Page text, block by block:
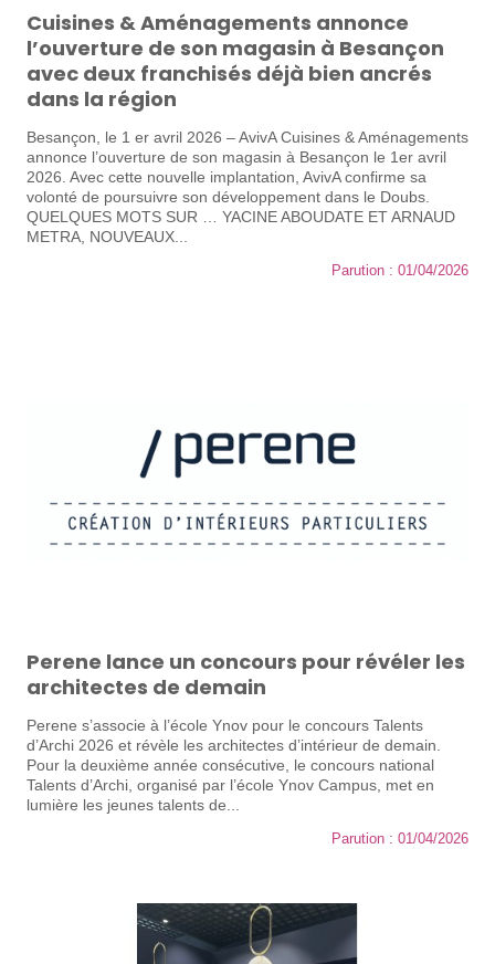
Cuisines & Aménagements annonce
l’ouverture de son magasin à Besançon
avec deux franchisés déjà bien ancrés
dans la région
Besançon, le 1 er avril 2026 – AvivA Cuisines & Aménagements
annonce l’ouverture de son magasin à Besançon le 1er avril
2026. Avec cette nouvelle implantation, AvivA confirme sa
volonté de poursuivre son développement dans le Doubs.
QUELQUES MOTS SUR … YACINE ABOUDATE ET ARNAUD
METRA, NOUVEAUX...
Parution : 01/04/2026
Perene lance un concours pour révéler les
architectes de demain
Perene s’associe à l’école Ynov pour le concours Talents
d’Archi 2026 et révèle les architectes d’intérieur de demain.
Pour la deuxième année consécutive, le concours national
Talents d’Archi, organisé par l’école Ynov Campus, met en
lumière les jeunes talents de...
Parution : 01/04/2026